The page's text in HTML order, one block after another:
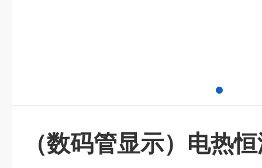
（数码管显示）电热